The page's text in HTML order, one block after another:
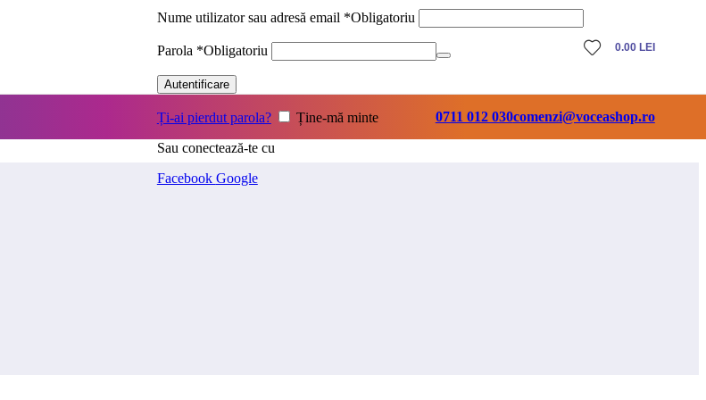
Nume utilizator sau adresă email *Obligatoriu
Parola *Obligatoriu
Autentificare
Ți-ai pierdut parola?
Ține-mă minte
Sau conectează-te cu
Facebook Google
0.00 LEI
0711 012 030comenzi@voceashop.ro